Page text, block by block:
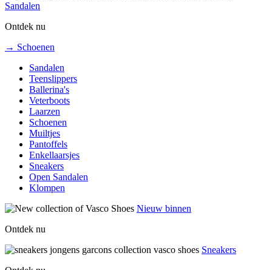
Sandalen
Ontdek nu
→ Schoenen
Sandalen
Teenslippers
Ballerina's
Veterboots
Laarzen
Schoenen
Muiltjes
Pantoffels
Enkellaarsjes
Sneakers
Open Sandalen
Klompen
Nieuw binnen
Ontdek nu
Sneakers